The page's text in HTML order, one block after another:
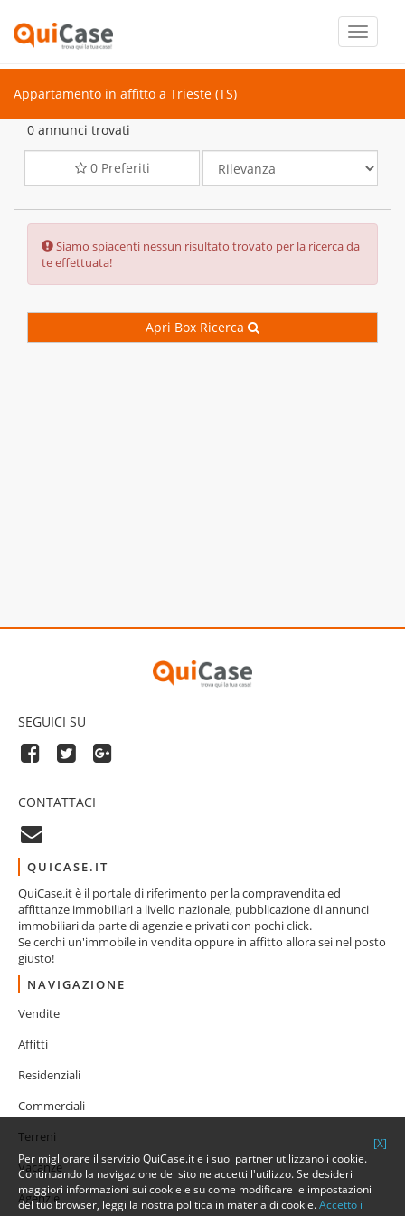
Toggle
Appartamento in affitto a Trieste (TS)
0 annunci trovati
0Preferiti
Error:
Siamo spiacenti nessun risultato trovato per la ricerca da
te effettuata!
Apri Box Ricerca
SEGUICI SU
CONTATTACI
QUICASE.IT
QuiCase.it è il portale di riferimento per la compravendita ed
affittanze immobiliari a livello nazionale, pubblicazione di annunci
immobiliari da parte di agenzie e privati con pochi click.
Se cerchi un'immobile in vendita oppure in affitto allora sei nel posto
giusto!
NAVIGAZIONE
Vendite
Affitti
Residenziali
Commerciali
Terreni
Vacanze
Agenzie
[X]
Per migliorare il servizio QuiCase.it e i suoi partner utilizzano i cookie.
Continuando la navigazione del sito ne accetti l'utilizzo. Se desideri
maggiori informazioni sui cookie e su come modificare le impostazioni
del tuo browser, leggi la nostra politica in materia di cookie.Accetto i